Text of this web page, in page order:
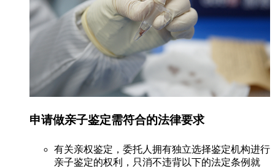
申请做亲子鉴定需符合的法律要求
有关亲权鉴定，委托人拥有独立选择鉴定机构进行
亲子鉴定的权利，只消不违背以下的法定条例就